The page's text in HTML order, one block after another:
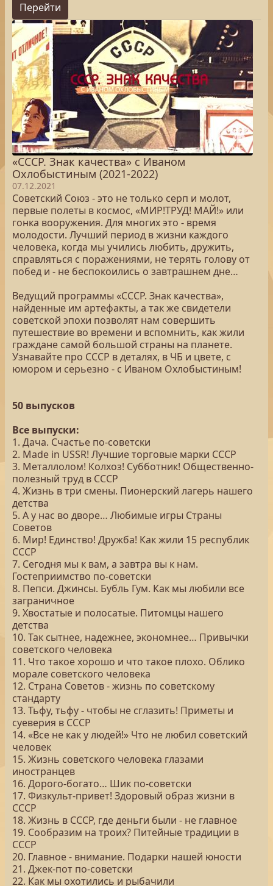
Перейти
«СССР. Знак качества» с Иваном
Охлобыстиным (2021-2022)
07.12.2021
Советский Союз - это не только серп и молот,
первые полеты в космос, «МИР!ТРУД! МАЙ!» или
гонка вооружения. Для многих это - время
молодости. Лучший период в жизни каждого
человека, когда мы учились любить, дружить,
справляться с поражениями, не терять голову от
побед и - не беспокоились о завтрашнем дне…
Ведущий программы «СССР. Знак качества»,
найденные им артефакты, а так же свидетели
советской эпохи позволят нам совершить
путешествие во времени и вспомнить, как жили
граждане самой большой страны на планете.
Узнавайте про СССР в деталях, в ЧБ и цвете, с
юмором и серьезно - с Иваном Охлобыстиным!
50 выпусков
Все выпуски:
1. Дача. Счастье по-советски
2. Made in USSR! Лучшие торговые марки СССР
3. Металлолом! Колхоз! Субботник! Общественно-
полезный труд в СССР
4. Жизнь в три смены. Пионерский лагерь нашего
детства
5. А у нас во дворе… Любимые игры Страны
Советов
6. Мир! Единство! Дружба! Как жили 15 республик
СССР
7. Сегодня мы к вам, а завтра вы к нам.
Гостеприимство по-советски
8. Пепси. Джинсы. Бубль Гум. Как мы любили все
заграничное
9. Хвостатые и полосатые. Питомцы нашего
детства
10. Так сытнее, надежнее, экономнее… Привычки
советского человека
11. Что такое хорошо и что такое плохо. Облико
морале советского человека
12. Страна Советов - жизнь по советскому
стандарту
13. Тьфу, тьфу - чтобы не сглазить! Приметы и
суеверия в СССР
14. «Все не как у людей!» Что не любил советский
человек
15. Жизнь советского человека глазами
иностранцев
16. Дорого-богато… Шик по-советски
17. Физкульт-привет! Здоровый образ жизни в
СССР
18. Жизнь в СССР, где деньги были - не главное
19. Сообразим на троих? Питейные традиции в
СССР
20. Главное - внимание. Подарки нашей юности
21. Джек-пот по-советски
22. Как мы охотились и рыбачили